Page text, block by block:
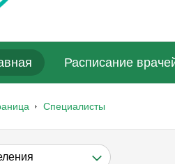
Расписание
Специалисты